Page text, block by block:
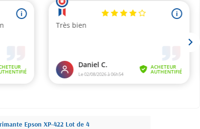
Epson XP-422 Lot de 4